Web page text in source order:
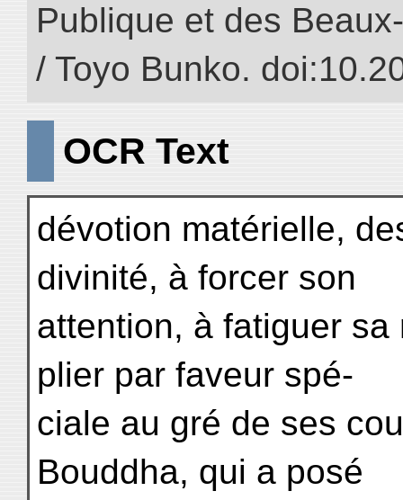
Publique et des
/ Toyo Bunko.
OCR Text
dévotion matérielle,
divinité, à forcer son
attention, à fatiguer
plier par faveur spé-
ciale au gré de ses
Bouddha, qui a posé